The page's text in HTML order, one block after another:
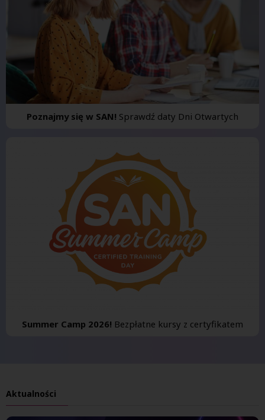
Poznajmy się w SAN! Sprawdź daty Dni Otwartych
Summer Camp 2026! Bezpłatne kursy z certyfikatem
Aktualności